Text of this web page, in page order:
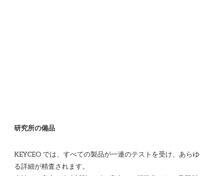
KEYCEO では、すべての製品が一連のテストを受け、あらゆ
る詳細が精査されます。